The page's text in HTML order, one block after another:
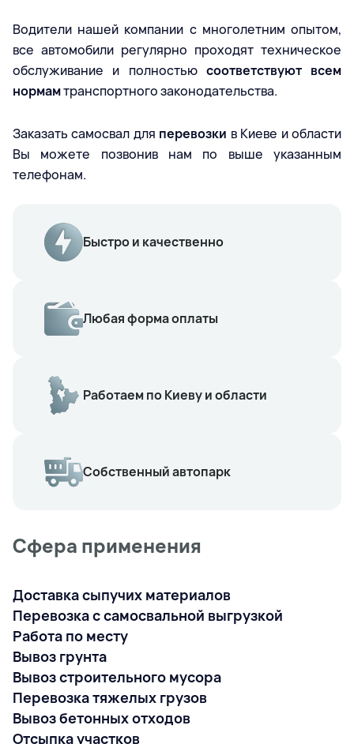
Водители нашей компании с многолетним опытом,
все автомобили регулярно проходят техническое
обслуживание и полностью соответствуют всем
нормамтранспортного законодательства.
Заказать самосвал для перевозки в Киеве и области
Вы можете позвонив нам по выше указанным
телефонам.
Быстро и качественно
Любая форма оплаты
Работаем по Киеву и области
Собственный автопарк
Сфера применения
Доставка сыпучих материалов
Перевозка с самосвальной выгрузкой
Работа по месту
Вывоз грунта
Вывоз строительного мусора
Перевозка тяжелых грузов
Вывоз бетонных отходов
Отсыпка участков